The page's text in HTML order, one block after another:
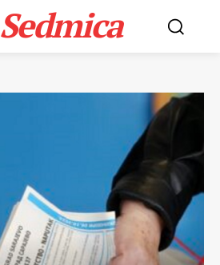
Sedmica